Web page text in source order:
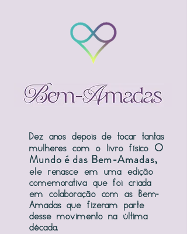
Dez anos depois de tocar tantas
mulheres com o livro físico O
Mundo é das Bem-Amadas,
ele renasce em uma edição
comemorativa que foi criada
em colaboração com as Bem-
Amadas que fizeram parte
desse movimento na última
década.